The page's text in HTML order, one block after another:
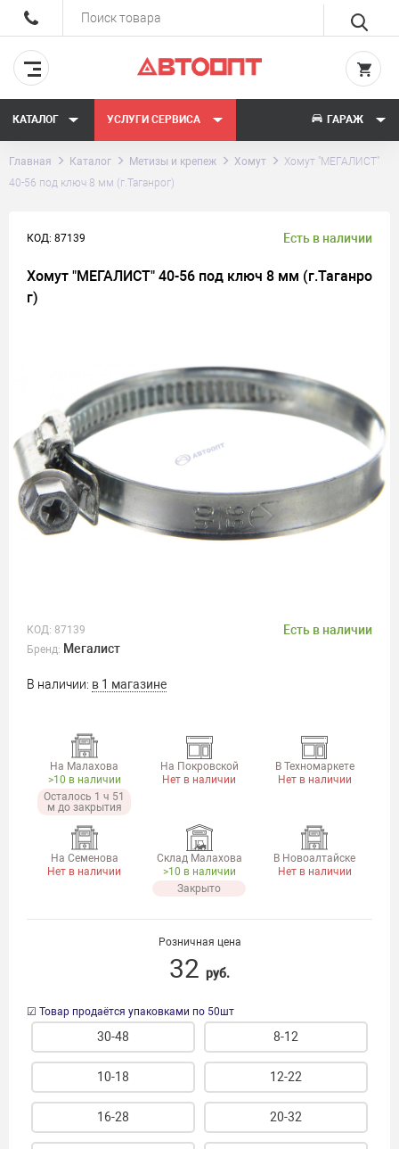
КАТАЛОГ УСЛУГИ СЕРВИСА ГАРАЖ
Главная Каталог Метизы и крепеж Хомут
Хомут "МЕГАЛИСТ"
40-56 под ключ 8 мм (г.Таганрог)
КОД: 87139 Есть в наличии
Хомут "МЕГАЛИСТ" 40-56 под ключ 8 мм (г.Таганро
г)
КОД: 87139 Есть в наличии
Бренд: Мегалист
В наличии: в 1 магазине
На Малахова
>10 в наличии
Осталось 1 ч 51
м до закрытия
На Покровской
Нет в наличии
В Техномаркете
Нет в наличии
На Семенова
Нет в наличии
Склад Малахова
>10 в наличии
Закрыто
В Новоалтайске
Нет в наличии
Розничная цена
32 руб.
☑ Товар продаётся упаковками по 50шт
30-48 8-12
10-18 12-22
16-28 20-32